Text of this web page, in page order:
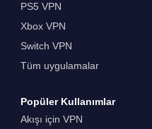
PS5 VPN
Xbox VPN
Switch VPN
Tüm uygulamalar
Popüler Kullanımlar
Akışı için VPN